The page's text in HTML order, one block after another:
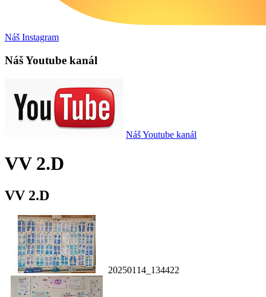
Náš Instagram
Náš Youtube kanál
Náš Youtube kanál
VV 2.D
VV 2.D
20250114_134422